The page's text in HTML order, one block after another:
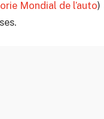
Mondial de l’auto)